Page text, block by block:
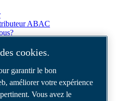
ABAC
cookies.
garantir le bon
améliorer votre expérience
Vous avez le